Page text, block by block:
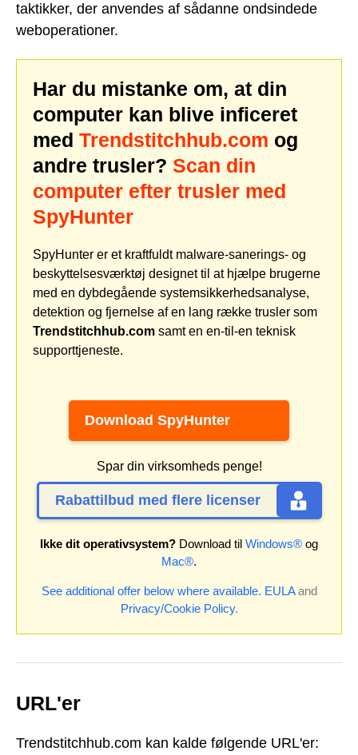
taktikker, der anvendes af sådanne ondsindede
weboperationer.
Har du mistanke om, at din
computer kan blive inficeret
med Trendstitchhub.com og
andre trusler? Scan din
computer efter trusler med
SpyHunter
SpyHunter er et kraftfuldt malware-sanerings- og
beskyttelsesværktøj designet til at hjælpe brugerne
med en dybdegående systemsikkerhedsanalyse,
detektion og fjernelse af en lang række trusler som
Trendstitchhub.com samt en en-til-en teknisk
supporttjeneste.
Download SpyHunter
Spar din virksomheds penge!
Rabattilbud med flere licenser
Ikke dit operativsystem? Download til Windows® og
Mac®.
See additional offer below where available. EULAand
Privacy/Cookie Policy.
URL'er
Trendstitchhub.com kan kalde følgende URL'er: